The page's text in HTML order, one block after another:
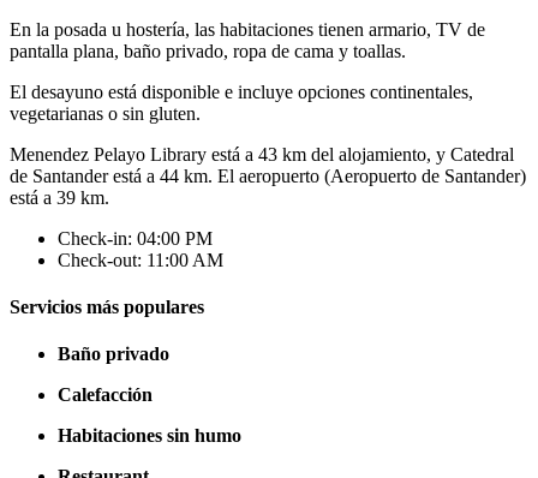
En la posada u hostería, las habitaciones tienen armario, TV de
pantalla plana, baño privado, ropa de cama y toallas.
El desayuno está disponible e incluye opciones continentales,
vegetarianas o sin gluten.
Menendez Pelayo Library está a 43 km del alojamiento, y Catedral
de Santander está a 44 km. El aeropuerto (Aeropuerto de Santander)
está a 39 km.
Check-in: 04:00 PM
Check-out: 11:00 AM
Servicios más populares
Baño privado
Calefacción
Habitaciones sin humo